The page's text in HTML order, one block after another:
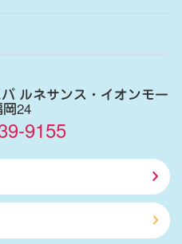
ルネサンス・イオンモー
24
9155